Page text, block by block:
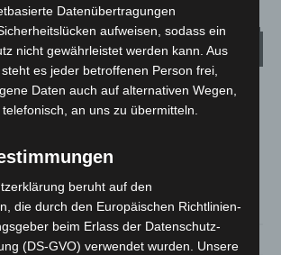
Wetter
16.4°
3m/s 26%
Datenübertragungen
aufweisen, sodass ein
nicht gewährleistet werden kann. Aus
es jeder betroffenen Person frei,
Daten auch auf alternativen Wegen,
telefonisch, an uns zu übermitteln.
beruht auf den
die durch den Europäischen Richtlinien-
beim Erlass der Datenschutz-
(DS-GVO) verwendet wurden. Unsere